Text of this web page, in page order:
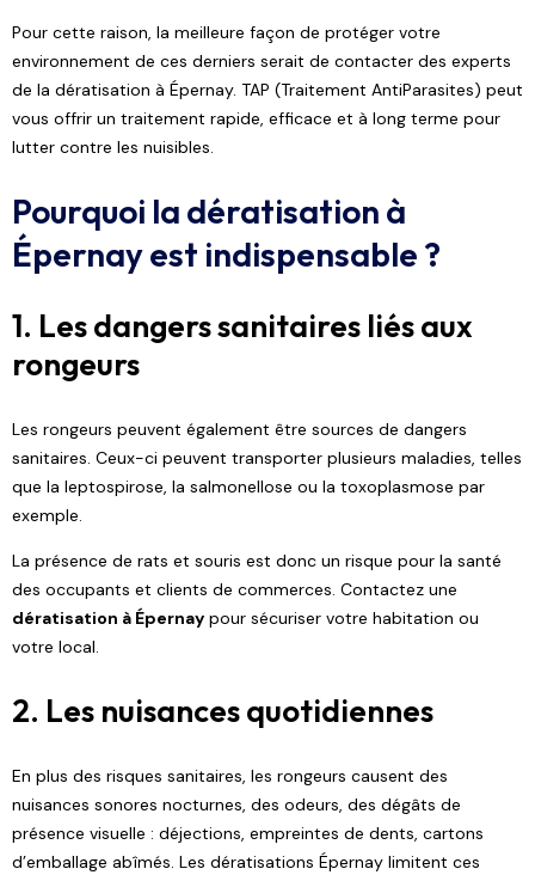
Pour cette raison, la meilleure façon de protéger votre
environnement de ces derniers serait de contacter des experts
de la dératisation à Épernay. TAP (Traitement AntiParasites) peut
vous offrir un traitement rapide, efficace et à long terme pour
lutter contre les nuisibles.
Pourquoi la dératisation à
Épernay est indispensable ?
1. Les dangers sanitaires liés aux
rongeurs
Les rongeurs peuvent également être sources de dangers
sanitaires. Ceux-ci peuvent transporter plusieurs maladies, telles
que la leptospirose, la salmonellose ou la toxoplasmose par
exemple.
La présence de rats et souris est donc un risque pour la santé
des occupants et clients de commerces. Contactez une
dératisation à Épernay pour sécuriser votre habitation ou
votre local.
2. Les nuisances quotidiennes
En plus des risques sanitaires, les rongeurs causent des
nuisances sonores nocturnes, des odeurs, des dégâts de
présence visuelle : déjections, empreintes de dents, cartons
d’emballage abîmés. Les dératisations Épernay limitent ces